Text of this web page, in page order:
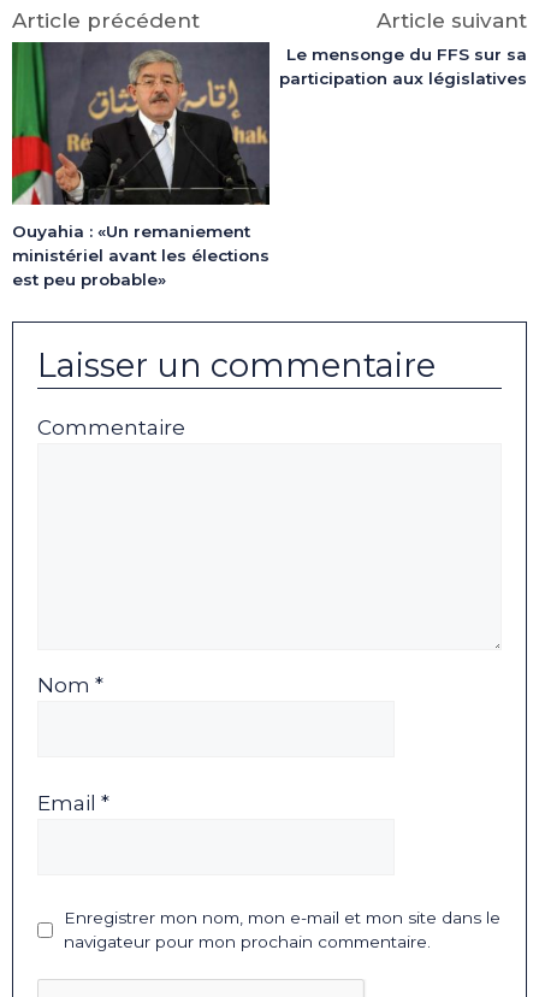
(Twitter)
Article précédent
Ouyahia : «Un remaniement
ministériel avant les élections
est peu probable»
Article suivant
Le mensonge du FFS sur sa
participation aux législatives
Laisser un commentaire
Commentaire
Nom *
Email *
Enregistrer mon nom, mon e-mail et mon site dans le
navigateur pour mon prochain commentaire.